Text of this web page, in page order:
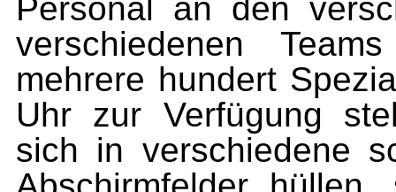
Personal an den
verschiedenen
mehrere hundert
Uhr zur Verfügung
sich in verschiedene